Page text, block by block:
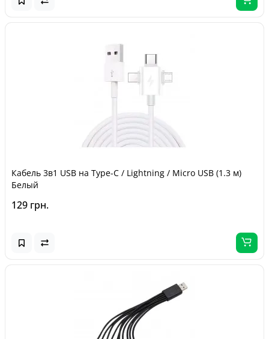
Кабель 3в1 USB на Type-C / Lightning / Micro USB (1.3 м)
Белый
129 грн.